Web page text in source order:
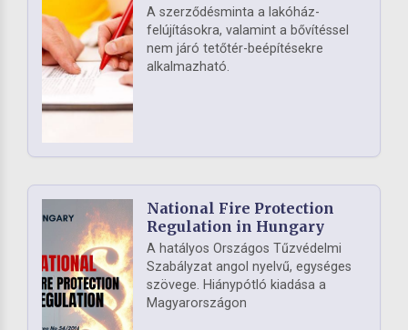
A szerződésminta a lakóház-
felújításokra, valamint a bővítéssel
nem járó tetőtér-beépítésekre
alkalmazható.
National Fire Protection
Regulation in Hungary
A hatályos Országos Tűzvédelmi
Szabályzat angol nyelvű, egységes
szövege. Hiánypótló kiadása a
Magyarországon